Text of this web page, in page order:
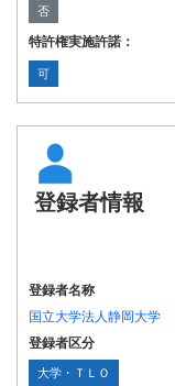
否
特許権実施許諾：
可
登録者情報
登録者名称
国立大学法人静岡大学
登録者区分
大学・ＴＬＯ